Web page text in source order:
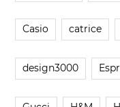
Casio catrice
design3000